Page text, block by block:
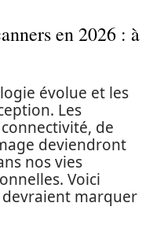
en 2026 : à
évolue et les
Les
de
deviendront
nos vies
Voici
marquer